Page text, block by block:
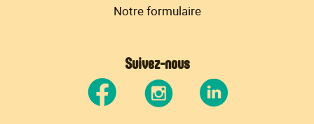
Notre formulaire
Suivez-nous